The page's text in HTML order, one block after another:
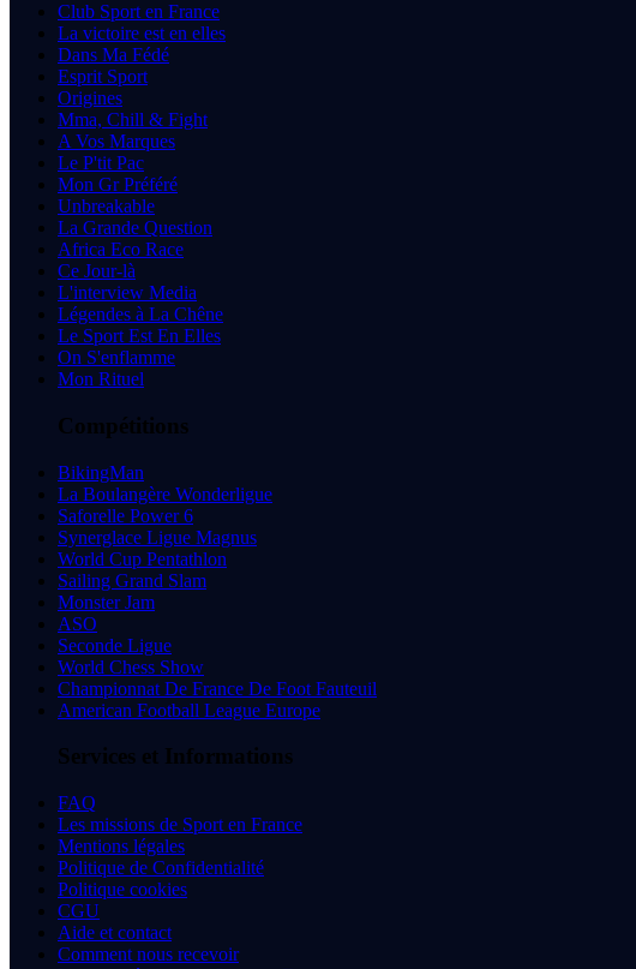
Club Sport en France
La victoire est en elles
Dans Ma Fédé
Esprit Sport
Origines
Mma, Chill & Fight
A Vos Marques
Le P'tit Pac
Mon Gr Préféré
Unbreakable
La Grande Question
Africa Eco Race
Ce Jour-là
L'interview Media
Légendes à La Chêne
Le Sport Est En Elles
On S'enflamme
Mon Rituel
Compétitions
BikingMan
La Boulangère Wonderligue
Saforelle Power 6
Synerglace Ligue Magnus
World Cup Pentathlon
Sailing Grand Slam
Monster Jam
ASO
Seconde Ligue
World Chess Show
Championnat De France De Foot Fauteuil
American Football League Europe
Services et Informations
FAQ
Les missions de Sport en France
Mentions légales
Politique de Confidentialité
Politique cookies
CGU
Aide et contact
Comment nous recevoir